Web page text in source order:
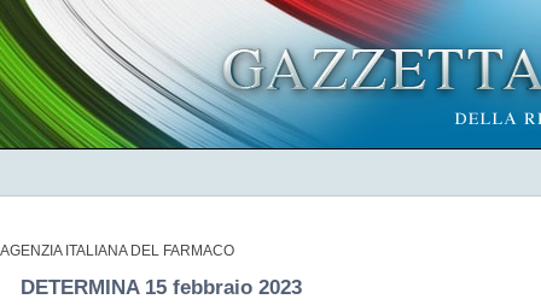
AGENZIA ITALIANA DEL FARMACO
DETERMINA 15 febbraio 2023